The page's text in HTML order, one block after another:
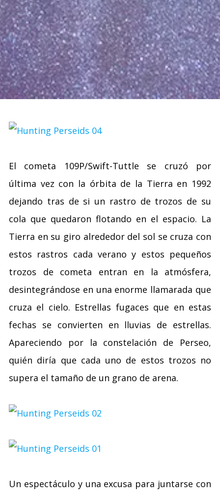
El cometa 109P/Swift-Tuttle se cruzó por
última vez con la órbita de la Tierra en 1992
dejando tras de si un rastro de trozos de su
cola que quedaron flotando en el espacio. La
Tierra en su giro alrededor del sol se cruza con
estos rastros cada verano y estos pequeños
trozos de cometa entran en la atmósfera,
desintegrándose en una enorme llamarada que
cruza el cielo. Estrellas fugaces que en estas
fechas se convierten en lluvias de estrellas.
Apareciendo por la constelación de Perseo,
quién diría que cada uno de estos trozos no
supera el tamaño de un grano de arena.
Un espectáculo y una excusa para juntarse con